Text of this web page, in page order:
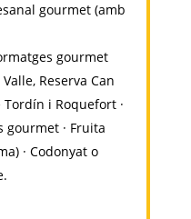
gourmet (amb
gourmet
Reserva Can
Tordín i Roquefort ·
gourmet · Fruita
· Codonyat o